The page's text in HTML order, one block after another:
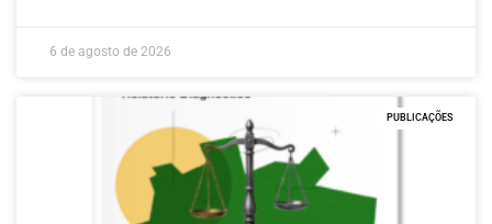
6 de agosto de 2026
PUBLICAÇÕES